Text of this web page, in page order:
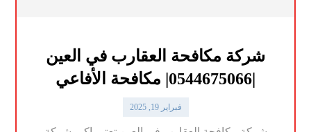
شركة مكافحة العقارب في العين
فبراير 19, 2025